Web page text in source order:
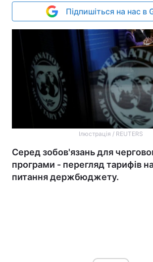
Підпишіться на нас в
Ілюстрація / REUTERS
Серед зобов'язань для
програми - перегляд тарифів на
питання держбюджету.